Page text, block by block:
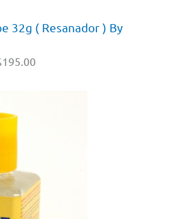
32g ( Resanador ) By
195.00